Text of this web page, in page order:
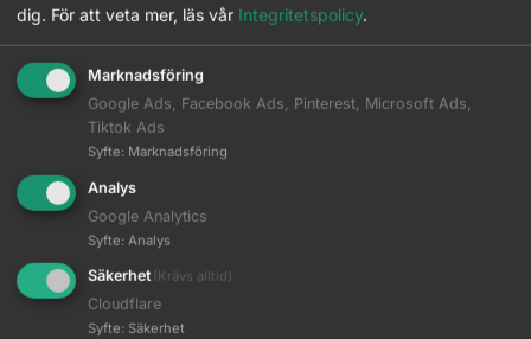
Ytterligare information
Förpackningsmått
dig. För att veta mer, läs vår Integritetspolicy.
Marknadsföring
Google Ads, Facebook Ads, Pinterest, Microsoft Ads,
Tiktok Ads
Syfte: Marknadsföring
Analys
Google Analytics
Syfte: Analys
Säkerhet (Krävs alltid)
Cloudflare
Syfte: Säkerhet